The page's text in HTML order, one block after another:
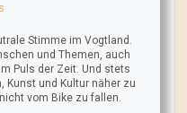
Stimme im Vogtland.
und Themen, auch
Puls der Zeit. Und stets
Kunst und Kultur näher zu
vom Bike zu fallen.